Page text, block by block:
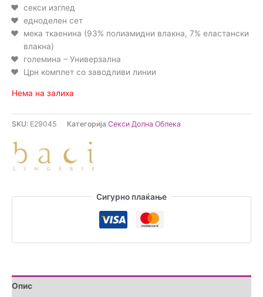
секси изглед
едноделен сет
мека ткаенина (93% полиамидни влакна, 7% еластански
влакна)
големина – Универзална
Црн комплет со заводливи линии
Нема на залиха
SKU: E29045 Категорија Секси Долна Облека
Сигурно плаќање
Опис